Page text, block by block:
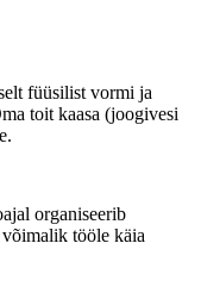
füüsilist vormi ja
toit kaasa (joogivesi
organiseerib
tööle käia